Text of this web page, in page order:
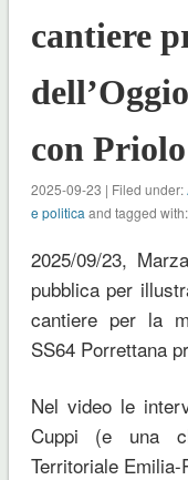
cantiere
con
2025-09-23 | Filed under:
e politica and tagged with:
2025/09/23,
pubblica per
cantiere per la
SS64 Porrettana
Nel video le
Cuppi (e una
Territoriale